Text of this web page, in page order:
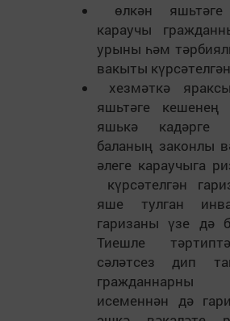
өлкән яшьтә
караучы
урыны һәм тә
вакыты күрсәтелгә
хезмәткә
яшьтәге кешенең
яшькә кадәрге
баланың законлы в
әлеге караучыга
күрсәтелгән
яше тулган ин
гаризаныүзе дә
Тиешле тәртиптә
сәләтсез дип
гражданнарны
исеменнән дә